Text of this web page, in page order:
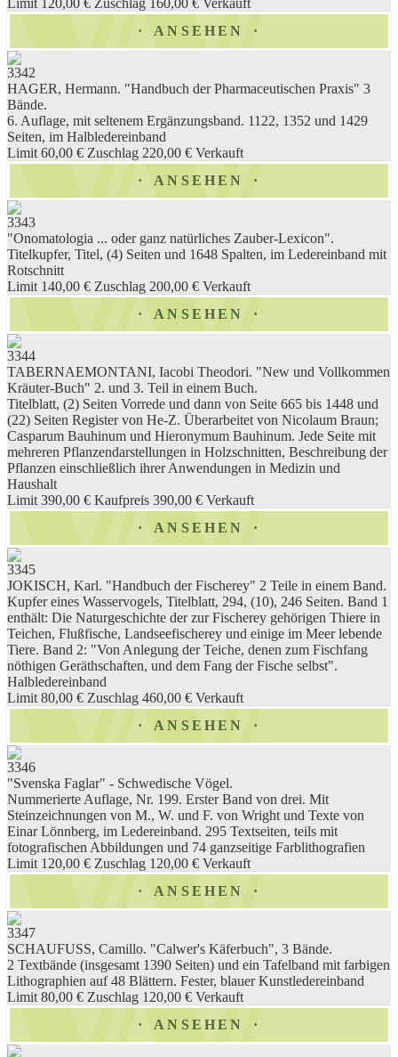
ANSEHEN
3342
HAGER, Hermann. "Handbuch der Pharmaceutischen Praxis" 3
Bände.
6. Auflage, mit seltenem Ergänzungsband. 1122, 1352 und 1429
Seiten, im Halbledereinband
Limit 60,00 € Zuschlag 220,00 € Verkauft
ANSEHEN
3343
"Onomatologia ... oder ganz natürliches Zauber-Lexicon".
Titelkupfer, Titel, (4) Seiten und 1648 Spalten, im Ledereinband mit
Rotschnitt
Limit 140,00 € Zuschlag 200,00 € Verkauft
ANSEHEN
3344
TABERNAEMONTANI, Iacobi Theodori. "New und Vollkommen
Kräuter-Buch" 2. und 3. Teil in einem Buch.
Titelblatt, (2) Seiten Vorrede und dann von Seite 665 bis 1448 und
(22) Seiten Register von He-Z. Überarbeitet von Nicolaum Braun;
Casparum Bauhinum und Hieronymum Bauhinum. Jede Seite mit
mehreren Pflanzendarstellungen in Holzschnitten, Beschreibung der
Pflanzen einschließlich ihrer Anwendungen in Medizin und
Haushalt
Limit 390,00 € Kaufpreis 390,00 € Verkauft
ANSEHEN
3345
JOKISCH, Karl. "Handbuch der Fischerey" 2 Teile in einem Band.
Kupfer eines Wasservogels, Titelblatt, 294, (10), 246 Seiten. Band 1
enthält: Die Naturgeschichte der zur Fischerey gehörigen Thiere in
Teichen, Flußfische, Landseefischerey und einige im Meer lebende
Tiere. Band 2: "Von Anlegung der Teiche, denen zum Fischfang
nöthigen Geräthschaften, und dem Fang der Fische selbst".
Halbledereinband
Limit 80,00 € Zuschlag 460,00 € Verkauft
ANSEHEN
3346
"Svenska Faglar" - Schwedische Vögel.
Nummerierte Auflage, Nr. 199. Erster Band von drei. Mit
Steinzeichnungen von M., W. und F. von Wright und Texte von
Einar Lönnberg, im Ledereinband. 295 Textseiten, teils mit
fotografischen Abbildungen und 74 ganzseitige Farblithografien
Limit 120,00 € Zuschlag 120,00 € Verkauft
ANSEHEN
3347
SCHAUFUSS, Camillo. "Calwer's Käferbuch", 3 Bände.
2 Textbände (insgesamt 1390 Seiten) und ein Tafelband mit farbigen
Lithographien auf 48 Blättern. Fester, blauer Kunstledereinband
Limit 80,00 € Zuschlag 120,00 € Verkauft
ANSEHEN